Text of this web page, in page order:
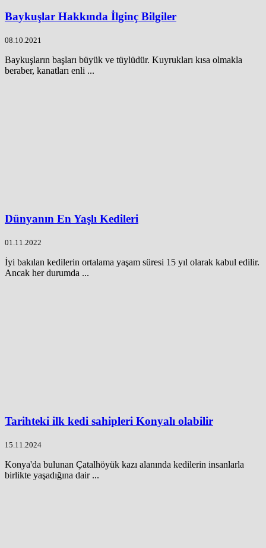
Baykuşlar Hakkında İlginç Bilgiler
08.10.2021
Baykuşların başları büyük ve tüylüdür. Kuyrukları kısa olmakla
beraber, kanatları enli ...
Dünyanın En Yaşlı Kedileri
01.11.2022
İyi bakılan kedilerin ortalama yaşam süresi 15 yıl olarak kabul edilir.
Ancak her durumda ...
Tarihteki ilk kedi sahipleri Konyalı olabilir
15.11.2024
Konya'da bulunan Çatalhöyük kazı alanında kedilerin insanlarla
birlikte yaşadığına dair ...